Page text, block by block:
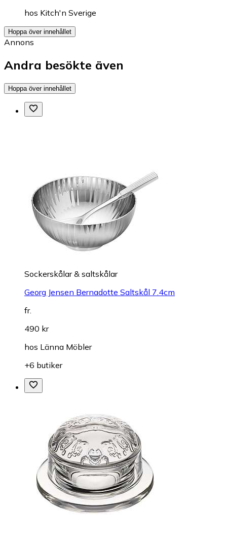
hos Kitch'n Sverige
Hoppa över innehållet
Annons
Andra besökte även
Hoppa över innehållet
Sockerskålar & saltskålar
Georg Jensen Bernadotte Saltskål 7.4cm
fr.
490 kr
hos Länna Möbler
+6 butiker